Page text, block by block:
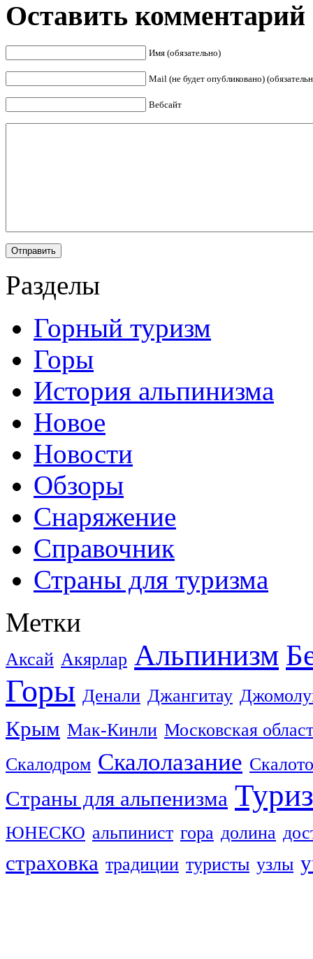
Оставить комментарий
Имя (обязательно)
Mail (не будет опубликовано)
Вебсайт
Разделы
Горный туризм
Горы
История альпинизма
Новое
Новости
Обзоры
Снаряжение
Справочник
Страны для туризма
Метки
Аксай Акярлар Альпинизм
Горы Денали Джангитау
Крым Мак-Кинли Московская
Скалодром Скалолазание
Страны для альпенизма
ЮНЕСКО альпинист гора долина
страховка традиции туристы узлы